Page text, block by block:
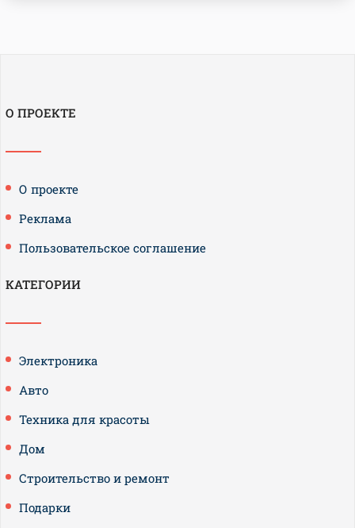
О ПРОЕКТЕ
О проекте
Реклама
Пользовательское соглашение
КАТЕГОРИИ
Электроника
Авто
Техника для красоты
Дом
Строительство и ремонт
Подарки